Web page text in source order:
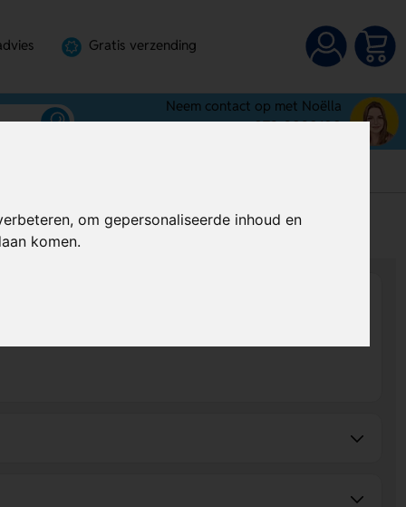
om gepersonaliseerde inhoud en
komen.
Gratis verzending
Neem contact op met Noëlla
072-3030100
Al vanaf€ 19,28 per stuk (excl. BTW)